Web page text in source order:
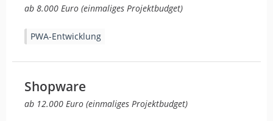
ab 8.000 Euro (einmaliges Projektbudget)
PWA-Entwicklung
Shopware
ab 12.000 Euro (einmaliges Projektbudget)